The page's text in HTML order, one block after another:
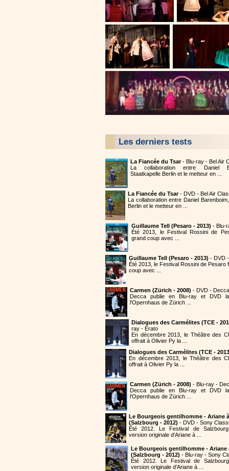
Les derniers tests
La Fiancée du Tsar- Blu-ray - Bel Air
La collaboration entre Daniel
Staatkapelle Berlin et le metteur en ...
La Fiancée du Tsar- DVD - Bel Air
La collaboration entre Daniel
Berlin et le metteur en ...
Guillaume Tell (Pesaro - 2013) - Blu-
Été 2013, le Festival Rossini de
grand coup avec ...
Guillaume Tell (Pesaro - 2013) - DVD
Été 2013, le Festival Rossini de Pesaro
coup avec ...
Carmen (Zürich - 2008) - DVD - Decca
Decca publie en Blu-ray et DVD
l'Opernhaus de Zürich ...
Dialogues des Carmélites (TCE -
ray - Erato
En décembre 2013, le Théâtre des
offrait à Olivier Py la ...
Dialogues des Carmélites (TCE -
En décembre 2013, le Théâtre des
offrait à Olivier Py la ...
Carmen (Zürich - 2008) - Blu-ray -
Decca publie en Blu-ray et DVD
l'Opernhaus de Zürich ...
Le Bourgeois gentilhomme - Ariane
(Salzbourg - 2012) - DVD - Sony
Été 2012. Le Festival de
version originale d'Ariane à ...
Le Bourgeois gentilhomme - Ariane
(Salzbourg - 2012) - Blu-ray - Sony
Été 2012. Le Festival de
version originale d'Ariane à ...